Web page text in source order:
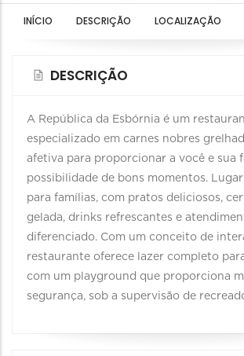
INÍCIO DESCRIÇÃO LOCALIZAÇÃO
DESCRIÇÃO
A República da Esbórnia é um
especializado em carnes nobres
afetiva para proporcionar a você e sua
possibilidade de bons momentos.
para famílias, com pratos deliciosos,
gelada, drinks refrescantes e
diferenciado. Com um conceito de
restaurante oferece lazer completo
com um playground que proporciona
segurança, sob a supervisão de